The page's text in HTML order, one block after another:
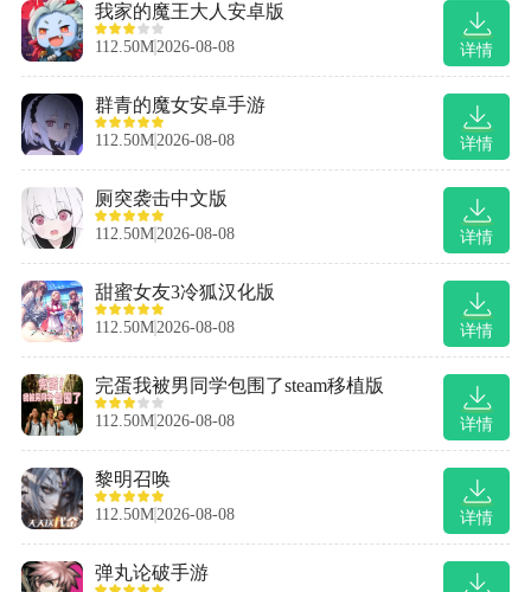
详情
我家的魔王大人安卓版
112.50M2026-08-08
详情
群青的魔女安卓手游
112.50M2026-08-08
详情
厕突袭击中文版
112.50M2026-08-08
详情
甜蜜女友3冷狐汉化版
112.50M2026-08-08
详情
完蛋我被男同学包围了steam移植版
112.50M2026-08-08
详情
黎明召唤
112.50M2026-08-08
弹丸论破手游